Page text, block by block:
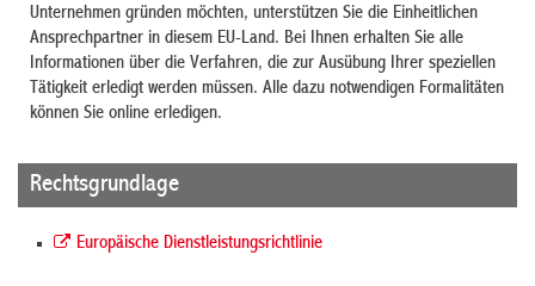
Unternehmen gründen möchten, unterstützen Sie die Einheitlichen
Ansprechpartner in diesem EU-Land. Bei Ihnen erhalten Sie alle
Informationen über die Verfahren, die zur Ausübung Ihrer speziellen
Tätigkeit erledigt werden müssen. Alle dazu notwendigen Formalitäten
können Sie online erledigen.
Rechtsgrundlage
Europäische Dienstleistungsrichtlinie